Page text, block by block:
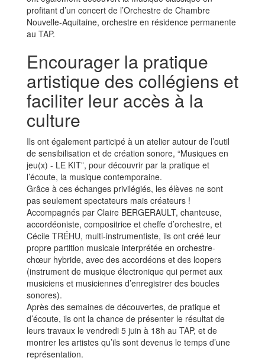
profitant d’un concert de l’Orchestre de Chambre
Nouvelle-Aquitaine, orchestre en résidence permanente
au TAP.
Encourager la pratique
artistique des collégiens et
faciliter leur accès à la
culture
Ils ont également participé à un atelier autour de l’outil
de sensibilisation et de création sonore, “Musiques en
jeu(x) - LE KIT”, pour découvrir par la pratique et
l’écoute, la musique contemporaine.
Grâce à ces échanges privilégiés, les élèves ne sont
pas seulement spectateurs mais créateurs !
Accompagnés par Claire BERGERAULT, chanteuse,
accordéoniste, compositrice et cheffe d’orchestre, et
Cécile TRÉHU, multi-instrumentiste, ils ont créé leur
propre partition musicale interprétée en orchestre-
chœur hybride, avec des accordéons et des loopers
(instrument de musique électronique qui permet aux
musiciens et musiciennes d’enregistrer des boucles
sonores).
Après des semaines de découvertes, de pratique et
d’écoute, ils ont la chance de présenter le résultat de
leurs travaux le vendredi 5 juin à 18h au TAP, et de
montrer les artistes qu’ils sont devenus le temps d’une
représentation.